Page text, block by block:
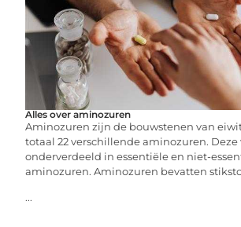
Alles over aminozuren
Aminozuren zijn de bouwstenen van
totaal 22 verschillende aminozuren. Deze
onderverdeeld in essentiële en niet-
aminozuren. Aminozuren bevatten
...